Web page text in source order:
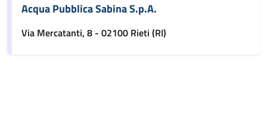
Acqua Pubblica Sabina S.p.A.
Via Mercatanti, 8 - 02100 Rieti (RI)